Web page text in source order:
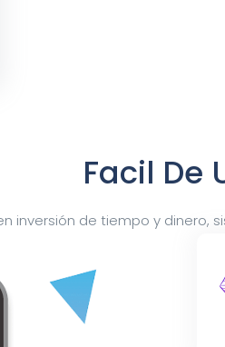
Facil De
inversión de tiempo y